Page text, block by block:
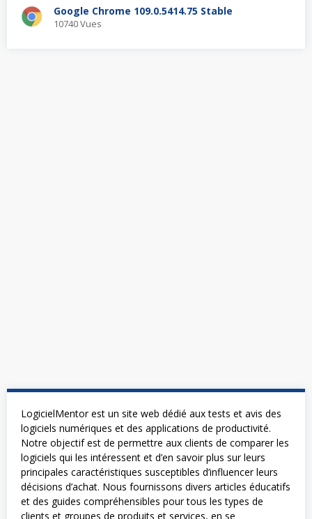
Google Chrome 109.0.5414.75 Stable
10740 Vues
LogicielMentor est un site web dédié aux tests et avis des
logiciels numériques et des applications de productivité.
Notre objectif est de permettre aux clients de comparer les
logiciels qui les intéressent et d’en savoir plus sur leurs
principales caractéristiques susceptibles d’influencer leurs
décisions d’achat. Nous fournissons divers articles éducatifs
et des guides compréhensibles pour tous les types de
clients et groupes de produits et services, en se